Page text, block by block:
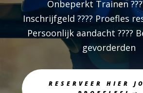
Onbeperkt Trainen
Inschrijfgeld ???? Proefles
Persoonlijk aandacht ????
gevorderden
RESERVEER HIER